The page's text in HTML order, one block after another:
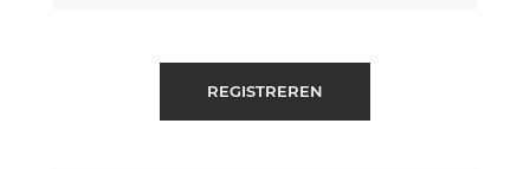
REGISTREREN